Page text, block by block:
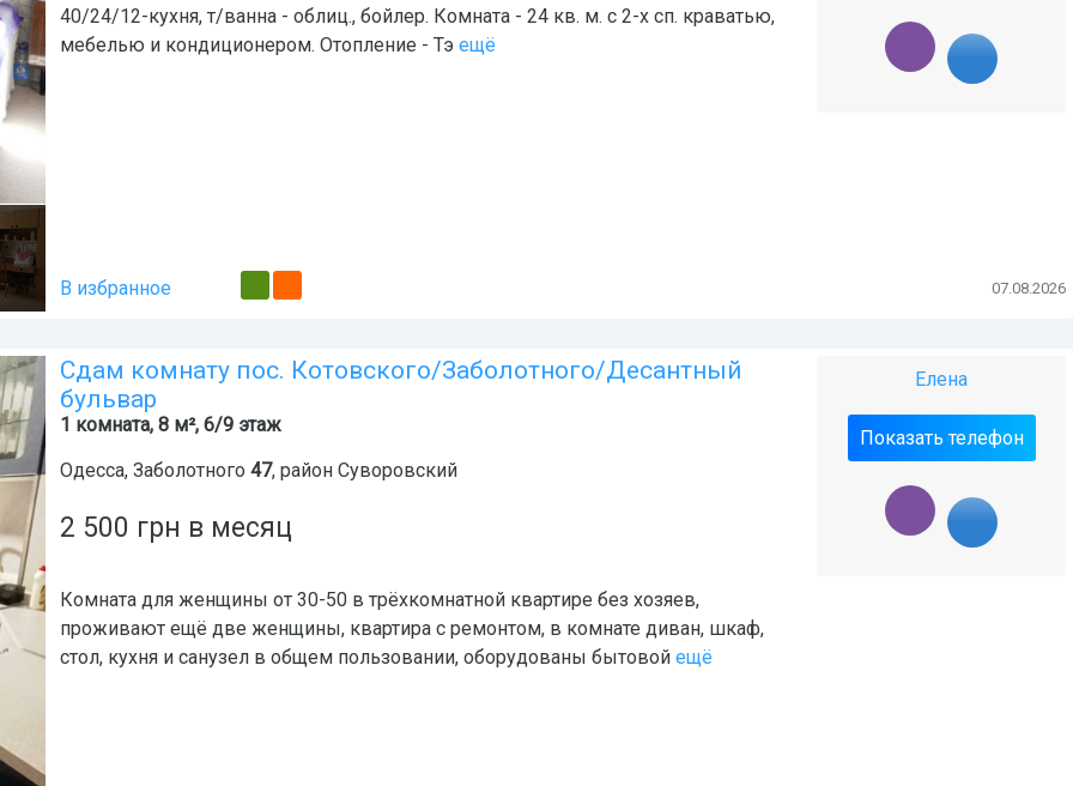
40/24/12-кухня, т/ванна - облиц., бойлер. Комната - 24 кв. м. с 2-х сп. краватью,
мебелью и кондиционером. Отопление - Тэ ещё
В избранное 07.08.2026
Сдам комнату пос. Котовского/Заболотного/Десантный
бульвар
1 комната, 8 м², 6/9 этаж
Одесса, Заболотного 47, район Суворовский
2 500 грн в месяц
Комната для женщины от 30-50 в трёхкомнатной квартире без хозяев,
проживают ещё две женщины, квартира с ремонтом, в комнате диван, шкаф,
стол, кухня и санузел в общем пользовании, оборудованы бытовой ещё
Елена
Показать телефон